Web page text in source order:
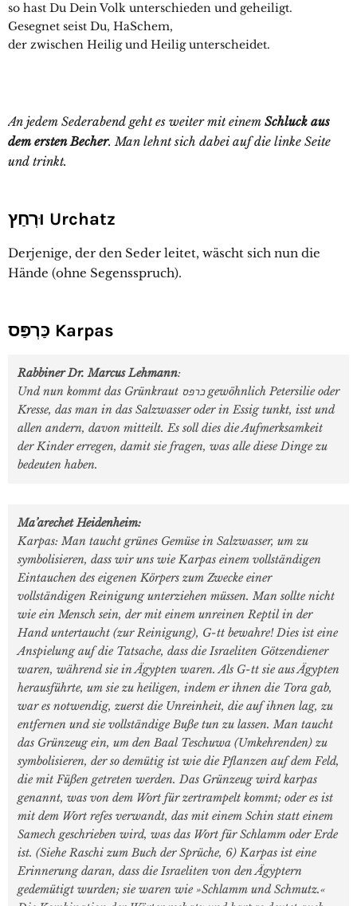
so hast Du Dein Volk unterschieden und geheiligt.
Gesegnet seist Du, HaSchem,
der zwischen Heilig und Heilig unterscheidet.
An jedem Sederabend geht es weiter mit einem Schluck aus
dem ersten Becher. Man lehnt sich dabei auf die linke Seite
und trinkt.
וּרְחַץ Urchatz
Derjenige, der den Seder leitet, wäscht sich nun die
Hände (ohne Segensspruch).
כַּרְפַּס Karpas
Rabbiner Dr. Marcus Lehmann:
Und nun kommt das Grünkraut כרפס gewöhnlich Petersilie oder
Kresse, das man in das Salzwasser oder in Essig tunkt, isst und
allen andern, davon mitteilt. Es soll dies die Aufmerksamkeit
der Kinder erregen, damit sie fragen, was alle diese Dinge zu
bedeuten haben.
Ma’arechet Heidenheim:
Karpas: Man taucht grünes Gemüse in Salzwasser, um zu
symbolisieren, dass wir uns wie Karpas einem vollständigen
Eintauchen des eigenen Körpers zum Zwecke einer
vollständigen Reinigung unterziehen müssen. Man sollte nicht
wie ein Mensch sein, der mit einem unreinen Reptil in der
Hand untertaucht (zur Reinigung), G-tt bewahre! Dies ist eine
Anspielung auf die Tatsache, dass die Israeliten Götzendiener
waren, während sie in Ägypten waren. Als G-tt sie aus Ägypten
herausführte, um sie zu heiligen, indem er ihnen die Tora gab,
war es notwendig, zuerst die Unreinheit, die auf ihnen lag, zu
entfernen und sie vollständige Buße tun zu lassen. Man taucht
das Grünzeug ein, um den Baal Teschuwa (Umkehrenden) zu
symbolisieren, der so demütig ist wie die Pflanzen auf dem Feld,
die mit Füßen getreten werden. Das Grünzeug wird karpas
genannt, was von dem Wort für zertrampelt kommt; oder es ist
mit dem Wort refes verwandt, das mit einem Schin statt einem
Samech geschrieben wird, was das Wort für Schlamm oder Erde
ist. (Siehe Raschi zum Buch der Sprüche, 6) Karpas ist eine
Erinnerung daran, dass die Israeliten von den Ägyptern
gedemütigt wurden; sie waren wie »Schlamm und Schmutz.«